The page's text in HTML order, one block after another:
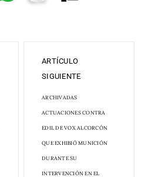
ARTÍCULO
SIGUIENTE
ARCHIVADAS
ACTUACIONES CONTRA
EDIL DE VOX ALCORCÓN
QUE EXHIBIÓ MUNICIÓN
DURANTE SU
INTERVENCIÓN EN EL